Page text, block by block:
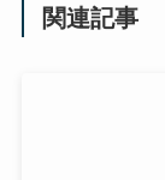
関連記事